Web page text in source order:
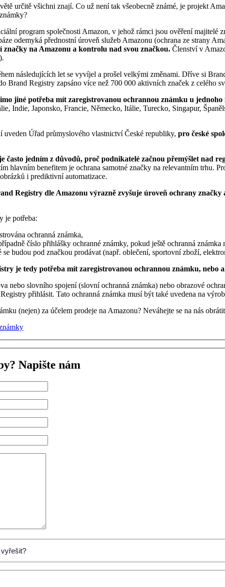
určitě všichni znají. Co už není tak všeobecně známé, je projekt
program společnosti Amazon, v jehož rámci jsou ověření majitelé
odemyká přednostní úroveň služeb Amazonu (ochrana ze strany
na Amazonu a kontrolu nad svou značkou. Členství v
následujících let se vyvíjel a prošel velkými změnami. Dříve si
Brand Registry zapsáno více než 700 000 aktivních značek z celého
jiné potřeba mít zaregistrovanou ochrannou známku u
Indie, Japonsko, Francie, Německo, Itálie, Turecko, Singapur,
Úřad průmyslového vlastnictví České republiky, pro české
často jedním z důvodů, proč podnikatelé začnou přemýšlet nad
hlavním benefitem je ochrana samotné značky na relevantním trhu.
i prediktivní automatizace.
Registry dle Amazonu výrazně zvyšuje úroveň ochrany
je potřeba:
ochranná známka,
číslo přihlášky ochranné známky, pokud ještě ochranná známka
se budou pod značkou prodávat (např. oblečení, sportovní zboží,
je tedy potřeba mít zaregistrovanou ochrannou známku, nebo
nebo slovního spojení (slovní ochranná známka) nebo obrazové
přihlásit. Tato ochranná známka musí být také uvedena na
(nejen) za účelem prodeje na Amazonu? Neváhejte se na nás
Napište nám